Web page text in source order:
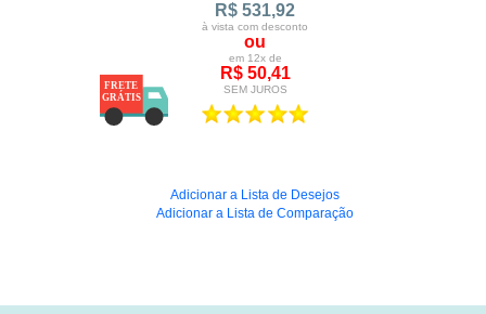
R$ 531,92
à vista com desconto
ou
em 12x de
R$ 50,41
SEM JUROS
Adicionar a Lista de Desejos
Adicionar a Lista de Comparação